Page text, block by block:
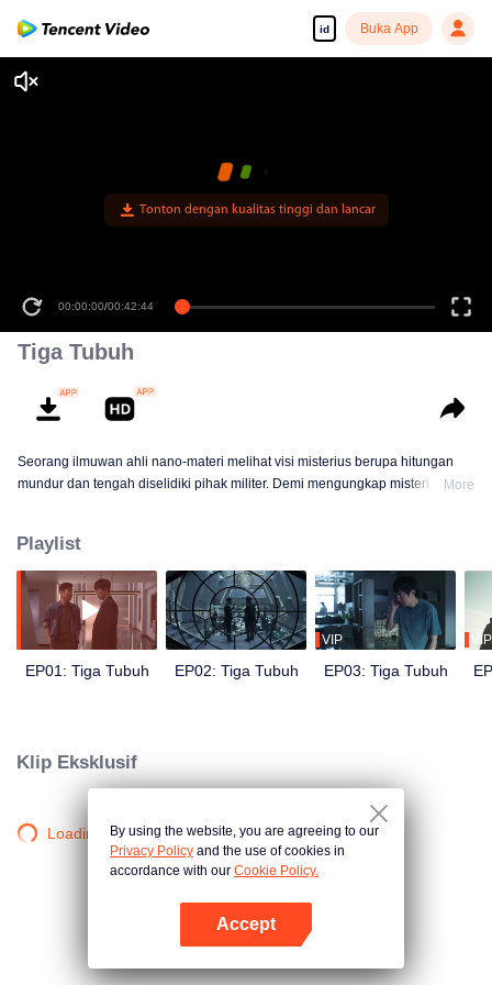
id Buka App
Tonton dengan kualitas tinggi dan lancar
00:00:00/00:42:44
Tiga Tubuh
Seorang ilmuwan ahli nano-materi melihat visi misterius berupa hitungan
mundur dan tengah diselidiki pihak militer. Demi mengungkap misteri
kemudian mendapati kebenaran di balik kematian para ilmuwan dari masa
Revolusi Kebudayaan.
More
Playlist
EP01: Tiga Tubuh EP02: Tiga Tubuh
VIP
EP03: Tiga Tubuh
VIP
Klip Eksklusif
Loading…By using the website, you are agreeing to our
Privacy Policy and the use of cookies in
accordance with our Cookie Policy.
Accept